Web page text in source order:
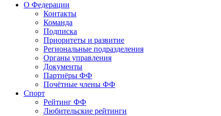
О Федерации
Контакты
Команда
Подписка
Приоритеты и развитие
Региональные подразделения
Органы управления
Документы
Партнёры ФФ
Почётные члены ФФ
Спорт
Рейтинг ФФ
Любительские рейтинги